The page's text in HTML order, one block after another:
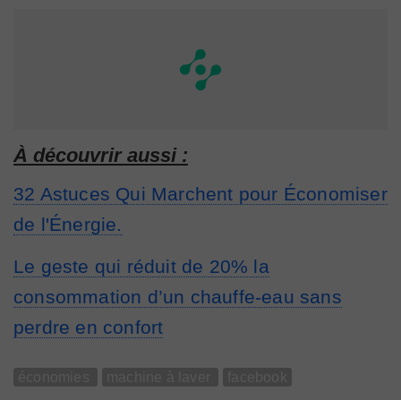
À découvrir aussi :
32 Astuces Qui Marchent pour Économiser
de l'Énergie.
Le geste qui réduit de 20% la
consommation d’un chauffe-eau sans
perdre en confort